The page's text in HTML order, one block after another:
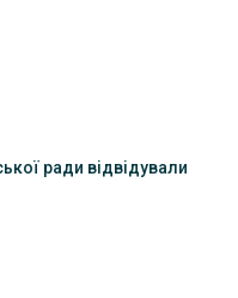
ради відвідували